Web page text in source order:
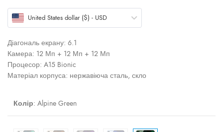
United States dollar ($) - USD
Діагональ екрану: 6.1
Камера: 12 Мп + 12 Мп + 12 Мп
Процесор: A15 Bionic
Матеріал корпуса: нержавіюча сталь, скло
Колір: Alpine Green